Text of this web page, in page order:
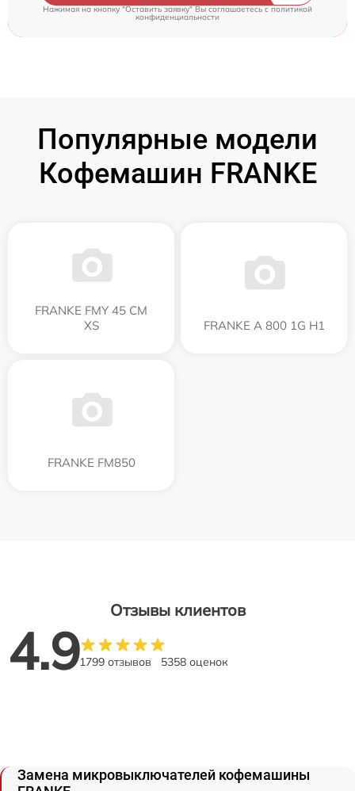
Нажимая на кнопку "Оставить заявку" Вы соглашаетесь cполитикой
конфиденциальности
Популярные модели
Кофемашин FRANKE
FRANKE FMY 45 CM
XS
FRANKE A 800 1G H1
FRANKE FM850
Отзывы клиентов
4.91799 отзывов 5358 оценок
Замена микровыключателей кофемашины